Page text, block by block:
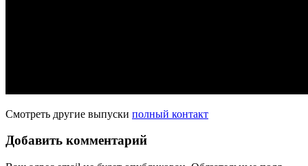
Смотреть другие выпуски полный контакт
Добавить комментарий